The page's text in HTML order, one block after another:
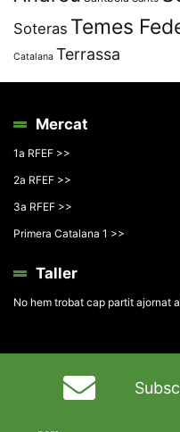
Soteras Temes
Catalana Terrassa
Mercat
1a RFEF >>
2a RFEF >>
3a RFEF >>
Primera Catalana 1 >>
Taller
No hem trobat cap partit ajornat